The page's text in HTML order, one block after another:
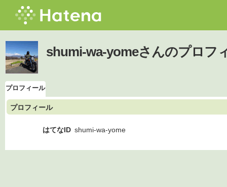
shumi-wa-yomeさんのプロフ
プロフィール
プロフィール
はてなID shumi-wa-yome